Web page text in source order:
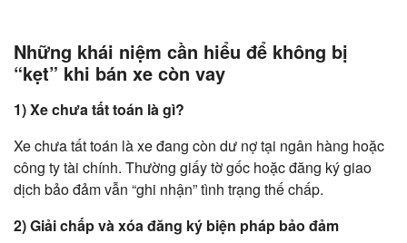
Những khái niệm cần hiểu để không bị
“kẹt” khi bán xe còn vay
1) Xe chưa tất toán là gì?
Xe chưa tất toán là xe đang còn dư nợ tại ngân hàng hoặc
công ty tài chính. Thường giấy tờ gốc hoặc đăng ký giao
dịch bảo đảm vẫn “ghi nhận” tình trạng thế chấp.
2) Giải chấp và xóa đăng ký biện pháp bảo đảm